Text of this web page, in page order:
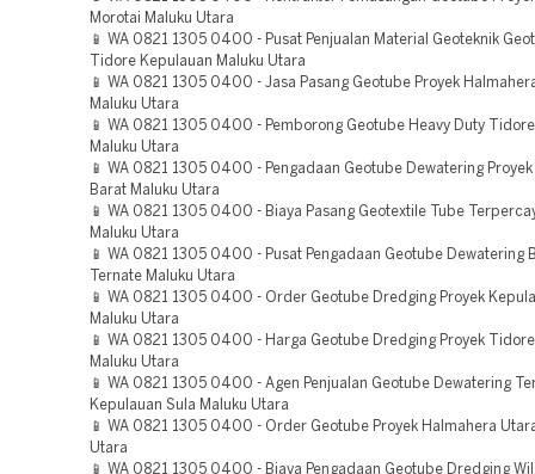
Morotai Maluku Utara
📱 WA 0821 1305 0400 - Pusat Penjualan Material Geoteknik
Tidore Kepulauan Maluku Utara
📱 WA 0821 1305 0400 - Jasa Pasang Geotube Proyek
Maluku Utara
📱 WA 0821 1305 0400 - Pemborong Geotube Heavy Duty
Maluku Utara
📱 WA 0821 1305 0400 - Pengadaan Geotube Dewatering
Barat Maluku Utara
📱 WA 0821 1305 0400 - Biaya Pasang Geotextile Tube
Maluku Utara
📱 WA 0821 1305 0400 - Pusat Pengadaan Geotube Dewatering
Ternate Maluku Utara
📱 WA 0821 1305 0400 - Order Geotube Dredging Proyek
Maluku Utara
📱 WA 0821 1305 0400 - Harga Geotube Dredging Proyek
Maluku Utara
📱 WA 0821 1305 0400 - Agen Penjualan Geotube Dewatering
Kepulauan Sula Maluku Utara
📱 WA 0821 1305 0400 - Order Geotube Proyek Halmahera
Utara
📱 WA 0821 1305 0400 - Biaya Pengadaan Geotube Dredging